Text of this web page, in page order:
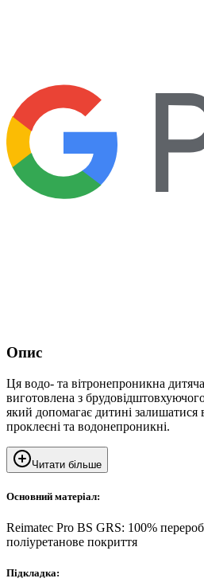
Опис
Ця водо- та вітронепроникна
виготовлена ​​з
який допомагає дитині залишатися
проклеєні та водонепроникні.
Читати більше
Основний матеріал:
Reimatec Pro BS GRS: 100%
поліуретанове покриття
Підкладка: